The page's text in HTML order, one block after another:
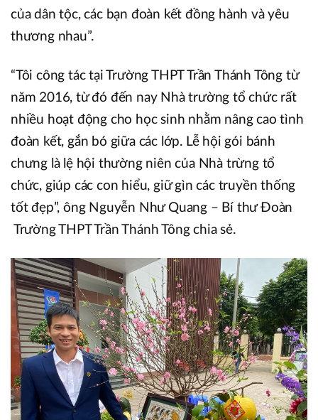
của dân tộc, các bạn đoàn kết đồng hành và yêu
thương nhau”.
“Tôi công tác tại Trường THPT Trần Thánh Tông từ
năm 2016, từ đó đến nay Nhà trường tổ chức rất
nhiều hoạt động cho học sinh nhằm nâng cao tình
đoàn kết, gắn bó giữa các lớp. Lễ hội gói bánh
chưng là lệ hội thường niên của Nhà trừng tổ
chức, giúp các con hiểu, giữ gìn các truyền thống
tốt đẹp”, ông Nguyễn Như Quang – Bí thư Đoàn
Trường THPT Trần Thánh Tông chia sẻ.